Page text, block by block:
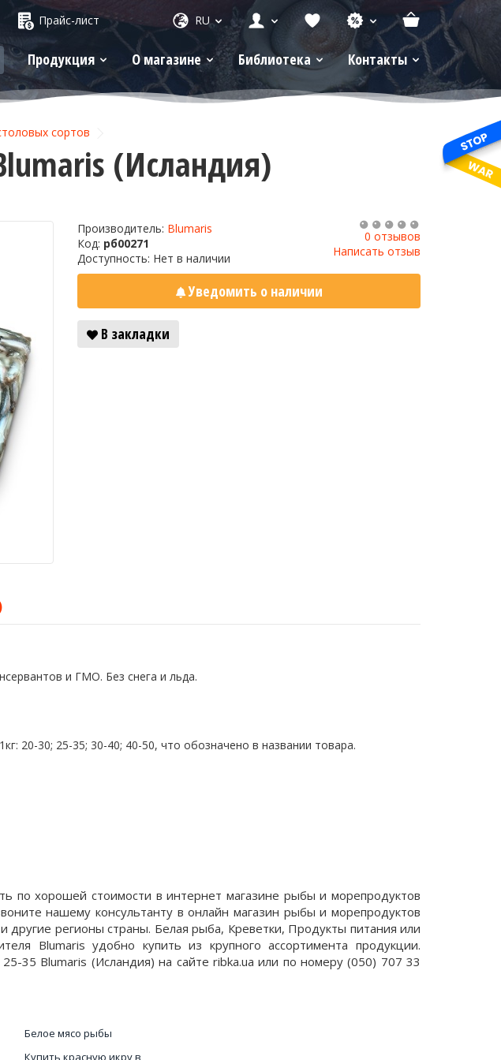
Прайс-лист RU
Продукция О магазине Библиотека Контакты
сортов
(Исландия)
Производитель: Blumaris
Код: рб00271
Доступность: Нет в наличии
0 отзывов
Написать отзыв
Уведомить о наличии
В закладки
и ГМО. Без снега и льда.
20-30; 25-35; 30-40; 40-50, что обозначено в названии товара.
по хорошей стоимости в интернет магазине рыбы и морепродуктов
нашему консультанту в онлайн магазин рыбы и морепродуктов
регионы страны. Белая рыба, Креветки, Продукты питания или
Blumaris удобно купить из крупного ассортимента продукции.
35 Blumaris (Исландия) на сайте ribka.ua или по номеру (050) 707 33
Белое мясо рыбы
Купить красную икру в